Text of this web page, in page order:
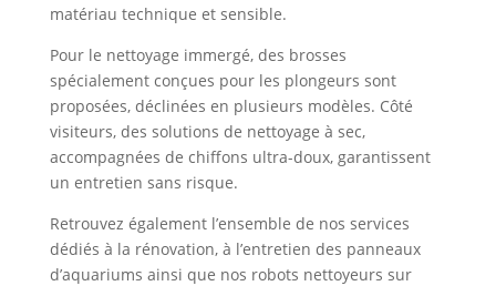
matériau technique et sensible.
Pour le nettoyage immergé, des brosses
spécialement conçues pour les plongeurs sont
proposées, déclinées en plusieurs modèles. Côté
visiteurs, des solutions de nettoyage à sec,
accompagnées de chiffons ultra-doux, garantissent
un entretien sans risque.
Retrouvez également l’ensemble de nos services
dédiés à la rénovation, à l’entretien des panneaux
d’aquariums ainsi que nos robots nettoyeurs sur